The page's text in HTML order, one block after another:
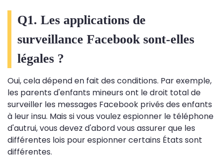
Q1. Les applications de
surveillance Facebook sont-elles
légales ?
Oui, cela dépend en fait des conditions. Par exemple,
les parents d'enfants mineurs ont le droit total de
surveiller les messages Facebook privés des enfants
à leur insu. Mais si vous voulez espionner le téléphone
d'autrui, vous devez d'abord vous assurer que les
différentes lois pour espionner certains États sont
différentes.